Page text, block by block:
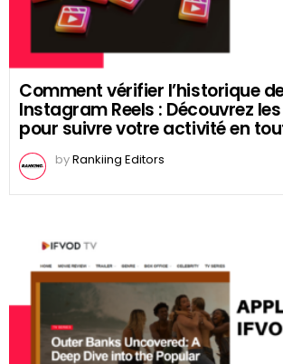
Comment vérifier l’historique
Instagram Reels : Découvrez
pour suivre votre activité en
byRankiing Editors